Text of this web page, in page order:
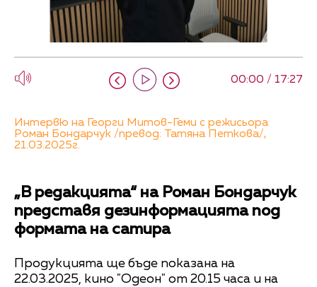
00:00 / 17:27
Интервю на Георги Митов-Геми с режисьора
Роман Бондарчук /превод: Татяна Петкова/,
21.03.2025г.
„В редакцията“ на Роман Бондарчук
представя дезинформацията под
формата на сатира
Продукцията ще бъде показана на
22.03.2025, кино "Одеон" от 20.15 часа и на